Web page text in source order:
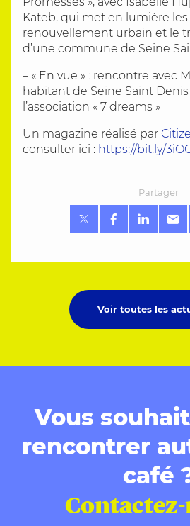
Kateb, qui met en lumière
renouvellement urbain et le
d’une commune de Seine
– « En vue » : rencontre avec
habitant de Seine Saint
l’association « 7 dreams »
Un magazine réalisé par
consulter ici : https://bit.ly/
Partager
Voir toutes les
Vous
rencontrer
café